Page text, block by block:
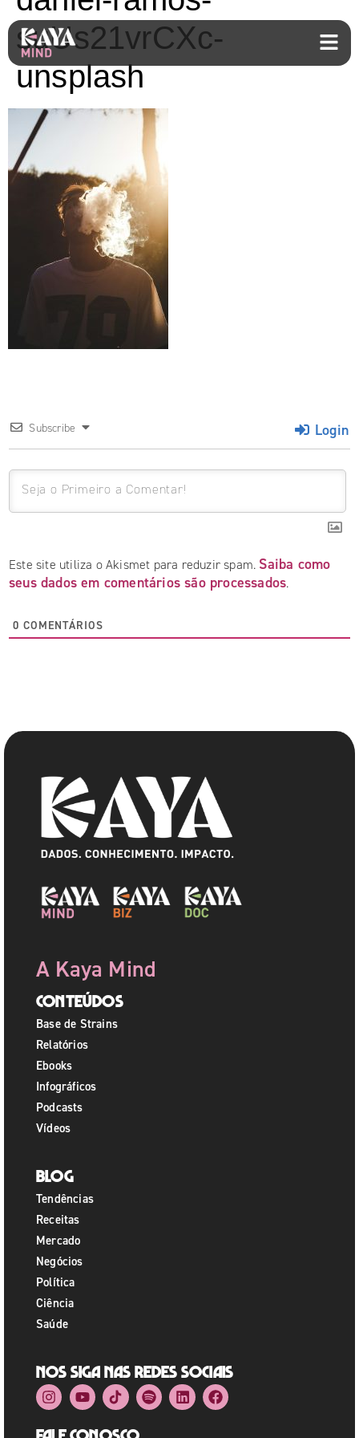
suUs21vrCXc-
unsplash
Subscribe Login
Este site utiliza o Akismet para reduzir spam. Saiba como
seus dados em comentários são processados.
0 COMENTÁRIOS
A Kaya Mind
Conteúdos
Base de Strains
Relatórios
Ebooks
Infográficos
Podcasts
Vídeos
Blog
Tendências
Receitas
Mercado
Negócios
Política
Ciência
Saúde
Nos siga nas redes sociais